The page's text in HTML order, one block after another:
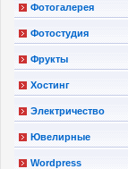
Фотогалерея
Фотостудия
Фрукты
Хостинг
Электричество
Ювелирные
Wordpress